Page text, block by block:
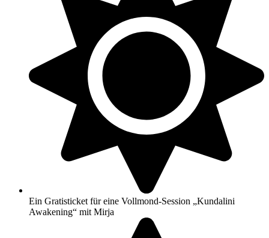
Ein Gratisticket für eine Vollmond-Session „Kundalini
Awakening“ mit Mirja